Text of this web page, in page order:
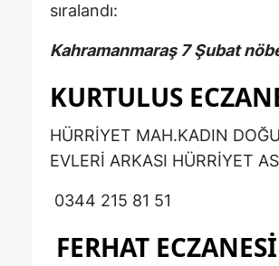
sıralandı:
Kahramanmaraş 7 Şubat
KURTULUS
HÜRRİYET MAH.KADIN
EVLERİ ARKASI HÜRRİYET
0344 215 81 51
FERHAT ECZANESİ